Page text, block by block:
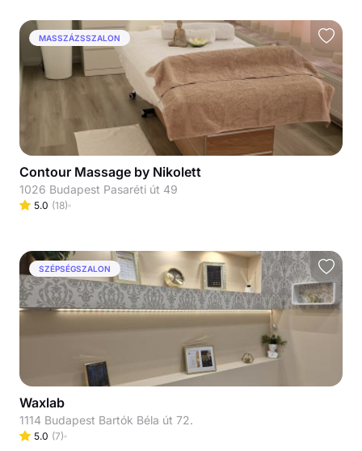
MASSZÁZSSZALON
Contour Massage by Nikolett
1026 Budapest Pasaréti út 49
5.0 (18)
SZÉPSÉGSZALON
Waxlab
1114 Budapest Bartók Béla út 72.
5.0 (7)